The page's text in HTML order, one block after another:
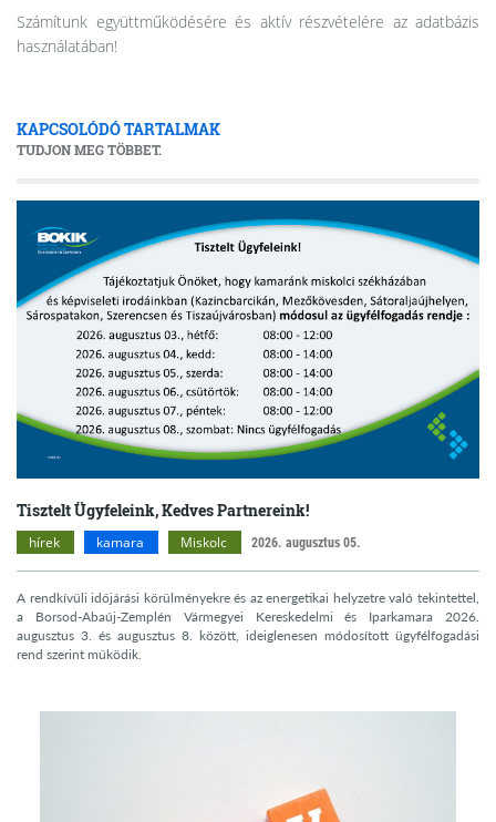
Számítunk együttműködésére és aktív részvételére az adatbázis
használatában!
KAPCSOLÓDÓ TARTALMAK
TUDJON MEG TÖBBET.
Tisztelt Ügyfeleink, Kedves Partnereink!
hírek kamara Miskolc 2026. augusztus 05.
A rendkívüli időjárási körülményekre és az energetikai helyzetre való tekintettel,
a Borsod-Abaúj-Zemplén Vármegyei Kereskedelmi és Iparkamara 2026.
augusztus 3. és augusztus 8. között, ideiglenesen módosított ügyfélfogadási
rend szerint működik.